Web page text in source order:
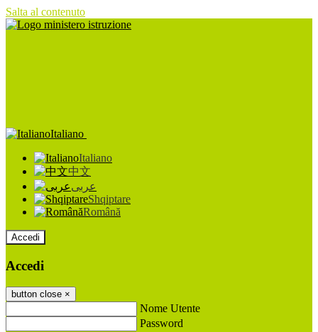
Salta al contenuto
Italiano
Italiano
中文
عربى
Shqiptare
Română
Accedi
Accedi
button close ×
Nome Utente
Password